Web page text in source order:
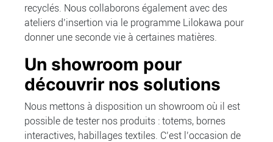
recyclés. Nous collaborons également avec des
ateliers d’insertion via le programme Lilokawa pour
donner une seconde vie à certaines matières.
Un showroom pour
découvrir nos solutions
Nous mettons à disposition un showroom où il est
possible de tester nos produits : totems, bornes
interactives, habillages textiles. C’est l’occasion de